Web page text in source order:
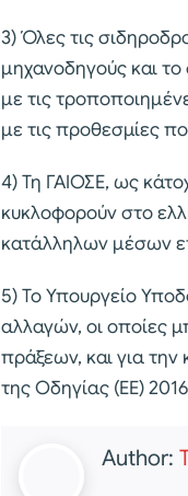
3) Όλες τις
μηχανοδηγούς και
με τις
με τις προθεσμίες
4) Τη ΓΑΙΟΣΕ, ως
κυκλοφορούν στο
κατάλληλων μέσων
5) Το Υπουργείο
αλλαγών, οι οποίες
πράξεων, και για
της Οδηγίας (ΕΕ)
Author: